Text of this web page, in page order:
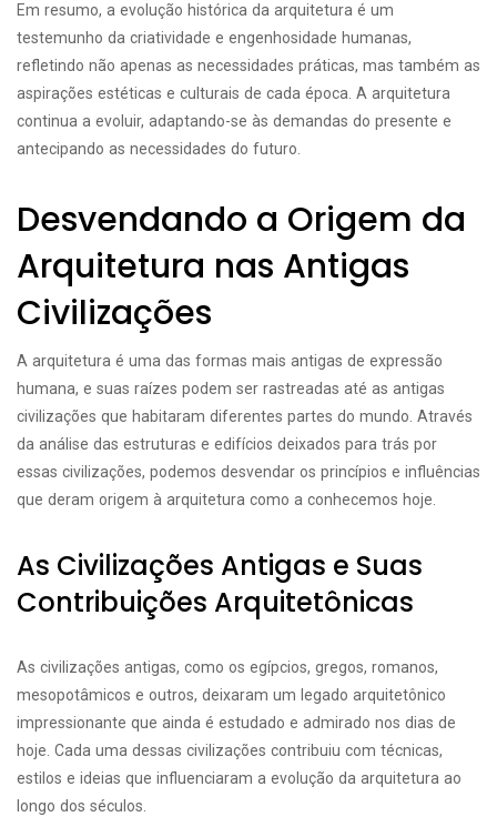
Em resumo, a evolução histórica da arquitetura é um
testemunho da criatividade e engenhosidade humanas,
refletindo não apenas as necessidades práticas, mas também as
aspirações estéticas e culturais de cada época. A arquitetura
continua a evoluir, adaptando-se às demandas do presente e
antecipando as necessidades do futuro.
Desvendando a Origem da
Arquitetura nas Antigas
Civilizações
A arquitetura é uma das formas mais antigas de expressão
humana, e suas raízes podem ser rastreadas até as antigas
civilizações que habitaram diferentes partes do mundo. Através
da análise das estruturas e edifícios deixados para trás por
essas civilizações, podemos desvendar os princípios e influências
que deram origem à arquitetura como a conhecemos hoje.
As Civilizações Antigas e Suas
Contribuições Arquitetônicas
As civilizações antigas, como os egípcios, gregos, romanos,
mesopotâmicos e outros, deixaram um legado arquitetônico
impressionante que ainda é estudado e admirado nos dias de
hoje. Cada uma dessas civilizações contribuiu com técnicas,
estilos e ideias que influenciaram a evolução da arquitetura ao
longo dos séculos.